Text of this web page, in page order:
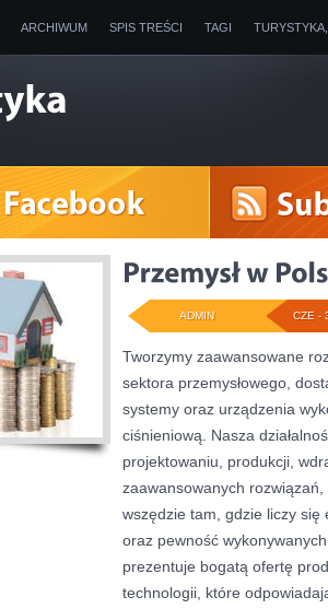
ARCHIWUM SPIS TREŚCI TAGI
CZE -
ADMIN
Tworzymy zaawansowane
sektora przemysłowego,
systemy oraz urządzenia
ciśnieniową. Nasza
projektowaniu, produkcji,
zaawansowanych
wszędzie tam, gdzie liczy się
oraz pewność
prezentuje bogatą ofertę
technologii, które